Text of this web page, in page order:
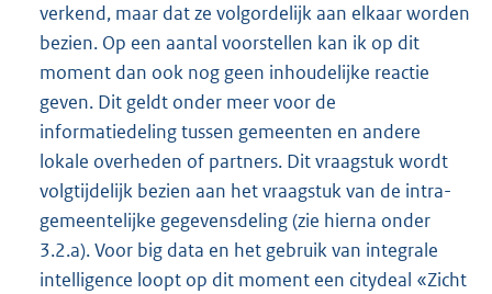
verkend, maar dat ze volgordelijk aan elkaar worden
bezien. Op een aantal voorstellen kan ik op dit
moment dan ook nog geen inhoudelijke reactie
geven. Dit geldt onder meer voor de
informatiedeling tussen gemeenten en andere
lokale overheden of partners. Dit vraagstuk wordt
volgtijdelijk bezien aan het vraagstuk van de intra-
gemeentelijke gegevensdeling (zie hierna onder
3.2.a). Voor big data en het gebruik van integrale
intelligence loopt op dit moment een citydeal «Zicht